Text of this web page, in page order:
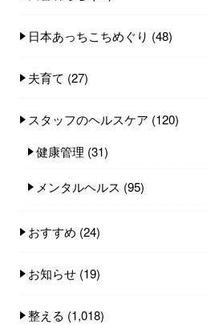
日本あっちこちめぐり (48)
夫育て (27)
スタッフのヘルスケア (120)
健康管理 (31)
メンタルヘルス (95)
おすすめ (24)
お知らせ (19)
整える (1,018)